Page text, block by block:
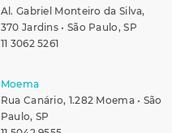
Al. Gabriel Monteiro da Silva,
370 Jardins • São Paulo, SP
11 3062 5261
Moema
Rua Canário, 1.282 Moema • São
Paulo, SP